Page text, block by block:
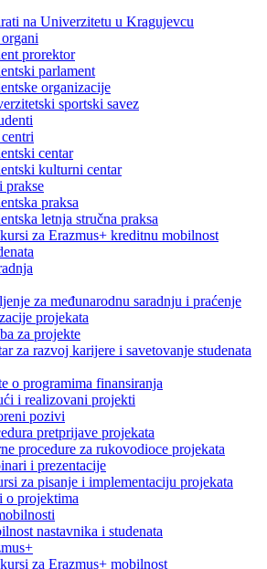
na Univerzitetu u Kragujevcu
prorektor
parlament
organizacije
sportski savez
centar
kulturni centar
prakse
praksa
letnja stručna praksa
za Erazmus+ kreditnu mobilnost
za međunarodnu saradnju i praćenje
projekata
za projekte
za razvoj karijere i savetovanje studenata
o programima finansiranja
i realizovani projekti
pozivi
pretprijave projekata
procedure za rukovodioce projekata
i prezentacije
za pisanje i implementaciju projekata
o projektima
nastavnika i studenata
za Erazmus+ mobilnost